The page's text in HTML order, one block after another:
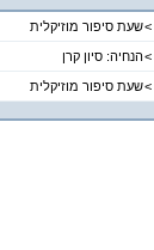
שעת סיפור מוזיקלית<
הנחיה: סיון קרן<
שעת סיפור מוזיקלית<